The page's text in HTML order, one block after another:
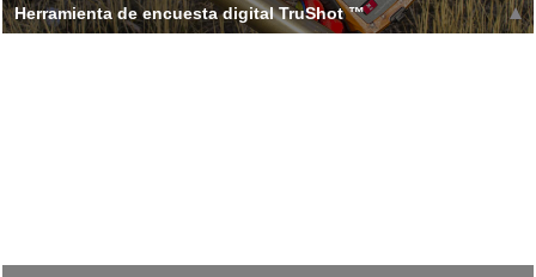
Herramienta de encuesta digital TruShot ™